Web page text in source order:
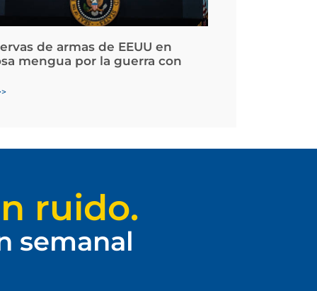
de armas de EEUU en
mengua por la guerra con
ruido.
semanal